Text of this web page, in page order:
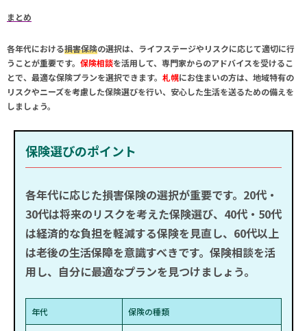
まとめ
各年代における損害保険の選択は、ライフステージやリスクに応じて適切に行
うことが重要です。 保険相談を活用して、専門家からのアドバイスを受けるこ
とで、最適な保険プランを選択できます。 札幌にお住まいの方は、地域特有の
リスクやニーズを考慮した保険選びを行い、安心した生活を送るための備えを
しましょう。
保険選びのポイント
各年代に応じた損害保険の選択が重要です。 20代・
30代は将来のリスクを考えた保険選び、 40代・50代
は経済的な負担を軽減する保険を見直し、 60代以上
は老後の生活保障を意識すべきです。 保険相談を活
用し、自分に最適なプランを見つけましょう。
年代 保険の種類